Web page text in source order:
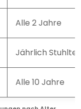
Alle 2 Jahre
Jährlich
Alle 10 Jahre